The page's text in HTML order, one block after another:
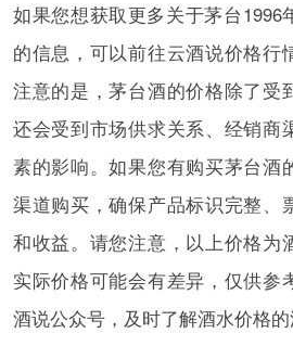
如果您想获取更多关于茅台1996
的信息，可以前往云酒说价格行
注意的是，茅台酒的价格除了受
还会受到市场供求关系、经销商
素的影响。如果您有购买茅台酒
渠道购买，确保产品标识完整、
和收益。请您注意，以上价格为
实际价格可能会有差异，仅供参
酒说公众号，及时了解酒水价格的